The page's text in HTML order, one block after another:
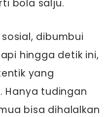
bola salju.
dibumbui
hingga detik ini,
yang
Hanya tudingan
bisa dihalalkan